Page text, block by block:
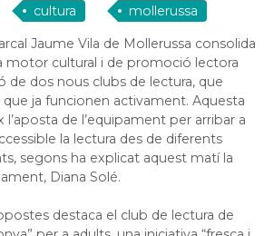
cultura
mollerussa
Jaume Vila de Mollerussa consolida
motor cultural i de promoció lectora
de dos nous clubs de lectura, que
que ja funcionen activament. Aquesta
de l’equipament per arribar a
la lectura des de diferents
segons ha explicat aquest matí la
Diana Solé.
destaca el club de lectura de